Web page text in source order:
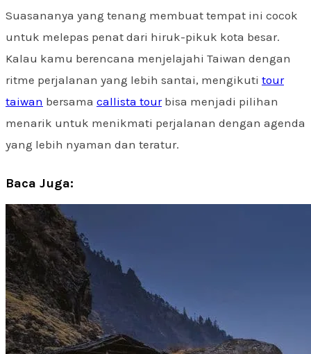
Suasananya yang tenang membuat tempat ini cocok
untuk melepas penat dari hiruk-pikuk kota besar.
Kalau kamu berencana menjelajahi Taiwan dengan
ritme perjalanan yang lebih santai, mengikuti tour
taiwan bersama callista tourbisa menjadi pilihan
menarik untuk menikmati perjalanan dengan agenda
yang lebih nyaman dan teratur.
Baca Juga: